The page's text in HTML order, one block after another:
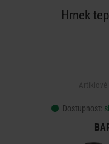
Hrnek
Dostupnost: